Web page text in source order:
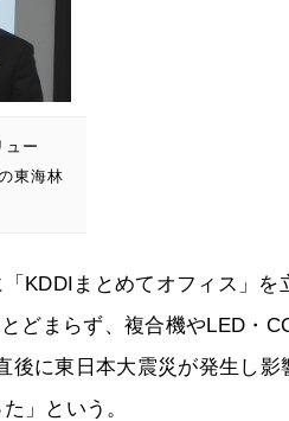
ュー
東海林
KDDIまとめてオフィス」
どまらず、複合機やLED・
後に東日本大震災が発生し
」という。